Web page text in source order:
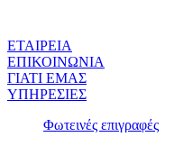
ΕΤΑΙΡEΙΑ
ΕΠΙΚΟΙΝΩΝΙΑ
ΓΙΑΤΙ ΕΜΑΣ
ΥΠΗΡΕΣΙΕΣ
Φωτεινές επιγραφές